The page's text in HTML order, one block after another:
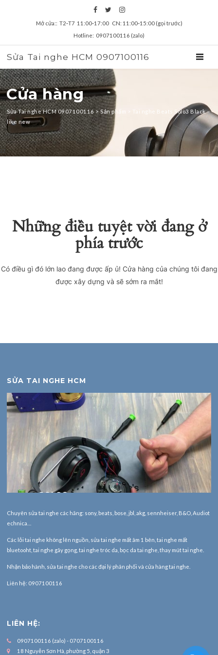
Mở cửa:: T2‑T7 11:00‑17:00 CN: 11:00‑15:00 (gọi trước)
Hotline: 0907100116 (zalo)
Sửa Tai nghe HCM 0907100116
Cửa hàng
Sửa Tai nghe HCM 0907100116>Sản phẩm
Tai nghe Beats Solo3 Black –
like new
zz
Những điều tuyệt vời đang ở
phía trước
Có điều gì đó lớn lao đang được ấp ủ! Cửa hàng của chúng tôi đang
được xây dựng và sẽ sớm ra mắt!
SỬA TAI NGHE HCM
Chuyên sửa tai nghe các hãng: sony, beats, bose, jbl, akg, sennheiser, B&O, Audiot
echnica…
Các lỗi tai nghe không lên nguồn, sửa tai nghe mất âm 1 bên, tai nghe mất
bluetooht, tai nghe gãy gọng, tai nghe tróc da, bọc da tai nghe, thay mút tai nghe.
Nhận bảo hành, sửa tai nghe cho các đại lý phân phối và cửa hàng tai nghe.
Liên hệ: 0907100116
LIÊN HỆ:
0907100116 (zalo) - 0707100116
18 Nguyễn Sơn Hà, phường 5, quận 3